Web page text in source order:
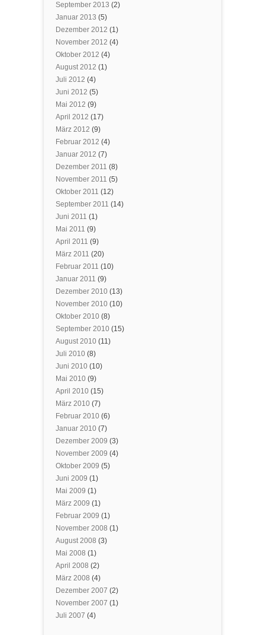
September 2013 (2)
Januar 2013 (5)
Dezember 2012 (1)
November 2012 (4)
Oktober 2012 (4)
August 2012 (1)
Juli 2012 (4)
Juni 2012 (5)
Mai 2012 (9)
April 2012 (17)
März 2012 (9)
Februar 2012 (4)
Januar 2012 (7)
Dezember 2011 (8)
November 2011 (5)
Oktober 2011 (12)
September 2011 (14)
Juni 2011 (1)
Mai 2011 (9)
April 2011 (9)
März 2011 (20)
Februar 2011 (10)
Januar 2011 (9)
Dezember 2010 (13)
November 2010 (10)
Oktober 2010 (8)
September 2010 (15)
August 2010 (11)
Juli 2010 (8)
Juni 2010 (10)
Mai 2010 (9)
April 2010 (15)
März 2010 (7)
Februar 2010 (6)
Januar 2010 (7)
Dezember 2009 (3)
November 2009 (4)
Oktober 2009 (5)
Juni 2009 (1)
Mai 2009 (1)
März 2009 (1)
Februar 2009 (1)
November 2008 (1)
August 2008 (3)
Mai 2008 (1)
April 2008 (2)
März 2008 (4)
Dezember 2007 (2)
November 2007 (1)
Juli 2007 (4)